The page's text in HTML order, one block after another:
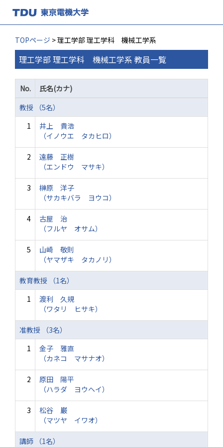
TOPページ > 理工学部 理工学科 機械工学系
理工学部 理工学科 機械工学系 教員一覧
No.
氏名(カナ)
教授 （5名）
1
井上 貴浩
（イノウエ タカヒロ）
2
遠藤 正樹
（エンドウ マサキ）
3
榊原 洋子
（サカキバラ ヨウコ）
4
古屋 治
（フルヤ オサム）
5
山崎 敬則
（ヤマザキ タカノリ）
教育教授 （1名）
1
渡利 久規
（ワタリ ヒサキ）
准教授 （3名）
1
金子 雅直
（カネコ マサナオ）
2
原田 陽平
（ハラダ ヨウヘイ）
3
松谷 巌
（マツヤ イワオ）
講師 （1名）